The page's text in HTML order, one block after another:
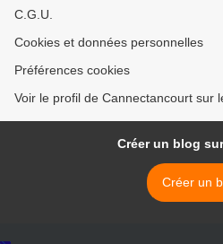
C.G.U.
Cookies et données personnelles
Préférences cookies
Voir le profil de Cannectancourt sur
Créer un blog
Créer un